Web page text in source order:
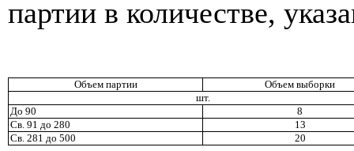
партии в количестве,
Объем партии
Объем выборки
шт.
До 90
8
Св. 91 до 280
13
Св. 281 до 500
20